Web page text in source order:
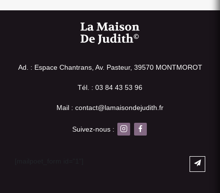
Ad. : Espace Chantrans, Av. Pasteur, 39570 MONTMOROT
Tél. : 03 84 43 53 96
Mail : contact@lamaisondejudith.fr
Suivez-nous :